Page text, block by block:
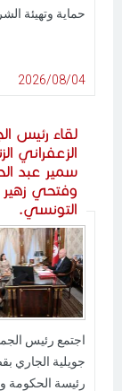
حماية وتهيئة
2026/08/04
لقاء رئيس
الزعفراني
سمير عبد
وفتحي زهير
التونسي.
جويلية الجاري
رئيسة الحكومة